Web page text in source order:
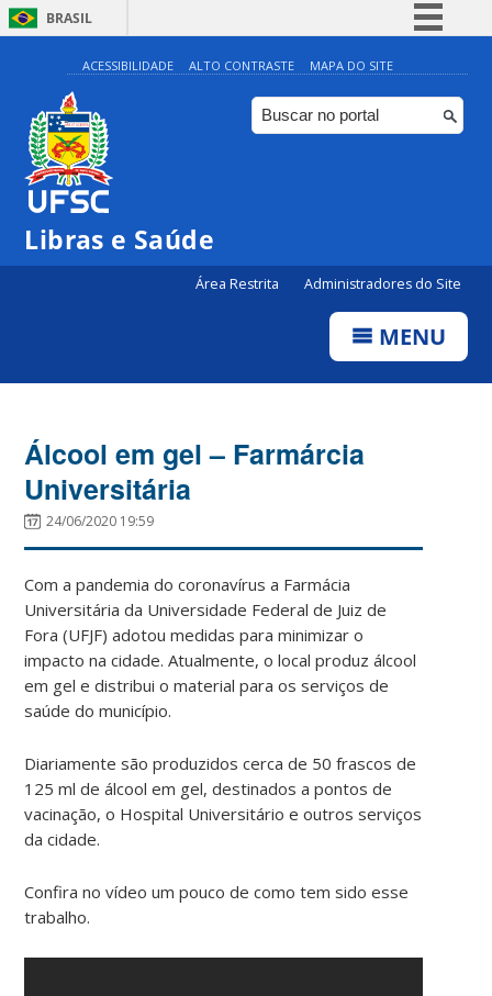
BRASIL
Simplifique!
Comunica BR
Participe
ACESSIBILIDADE ALTO CONTRASTE MAPA DO SITE
Libras e Saúde
Área Restrita Administradores do Site
MENU
Álcool em gel – Farmárcia
Universitária
24/06/2020 19:59
Com a pandemia do coronavírus a Farmácia
Universitária da Universidade Federal de Juiz de
Fora (UFJF) adotou medidas para minimizar o
impacto na cidade. Atualmente, o local produz álcool
em gel e distribui o material para os serviços de
saúde do município.
Diariamente são produzidos cerca de 50 frascos de
125 ml de álcool em gel, destinados a pontos de
vacinação, o Hospital Universitário e outros serviços
da cidade.
Confira no vídeo um pouco de como tem sido esse
trabalho.